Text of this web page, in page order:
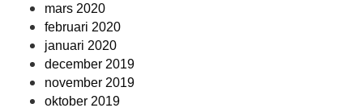
mars 2020
februari 2020
januari 2020
december 2019
november 2019
oktober 2019